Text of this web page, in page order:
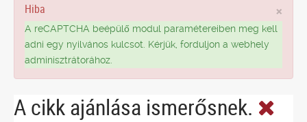
×
Hiba
A reCAPTCHA beépülő modul paramétereiben meg kell
adni egy nyilvános kulcsot. Kérjük, forduljon a webhely
adminisztrátorához.
A cikk ajánlása ismerősnek.